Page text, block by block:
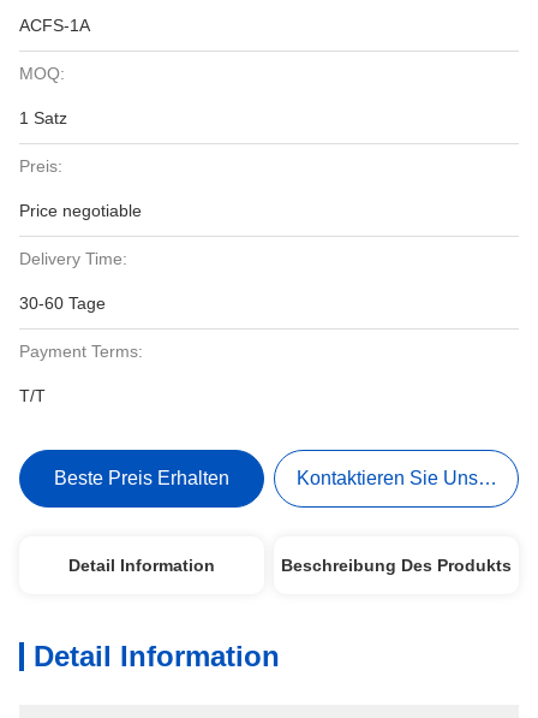
ACFS-1A
MOQ:
1 Satz
Preis:
Price negotiable
Delivery Time:
30-60 Tage
Payment Terms:
T/T
Beste Preis Erhalten Kontaktieren Sie Uns Jetzt
Detail Information Beschreibung Des Produkts
Detail Information